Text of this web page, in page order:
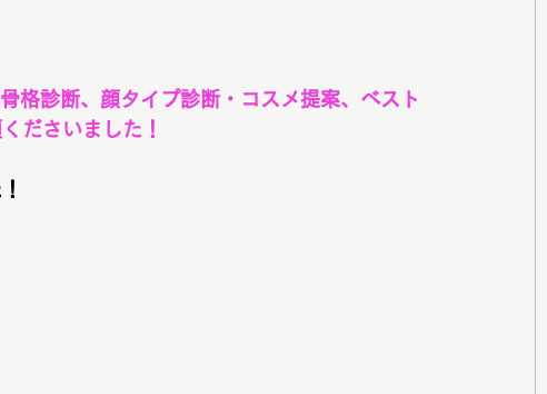
格診断、顔タイプ診断・コスメ提案、ベスト
ださいました！